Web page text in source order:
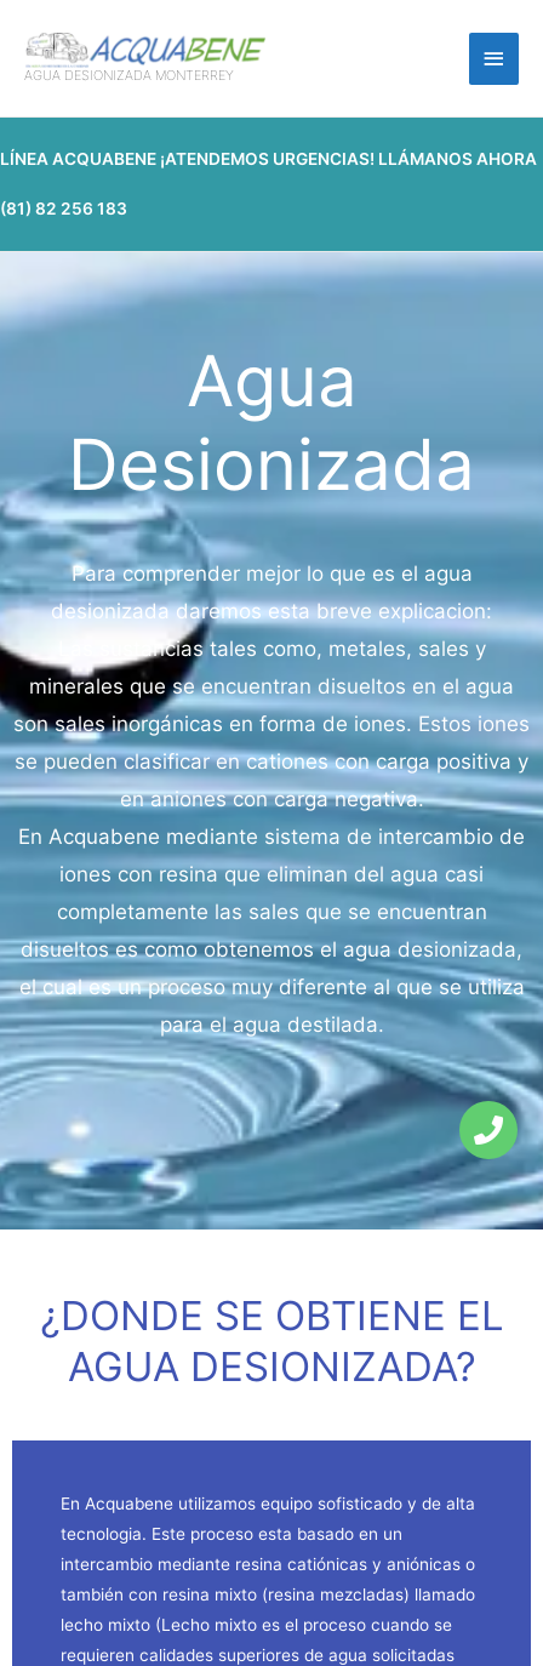
AGUA DESIONIZADA MONTERREY
LÍNEA ACQUABENE ¡ATENDEMOS URGENCIAS! LLÁMANOS AHORA
(81) 82 256 183
Agua
Desionizada
Para comprender mejor lo que es el agua
desionizada daremos esta breve explicacion:
Las sustancias tales como, metales, sales y
minerales que se encuentran disueltos en el agua
son sales inorgánicas en forma de iones. Estos iones
se pueden clasificar en cationes con carga positiva y
en aniones con carga negativa.
En Acquabene mediante sistema de intercambio de
iones con resina que eliminan del agua casi
completamente las sales que se encuentran
disueltos es como obtenemos el agua desionizada,
el cual es un proceso muy diferente al que se utiliza
para el agua destilada.
¿DONDE SE OBTIENE EL
AGUA DESIONIZADA?
En Acquabene utilizamos equipo sofisticado y de alta
tecnologia. Este proceso esta basado en un
intercambio mediante resina catiónicas y aniónicas o
también con resina mixto (resina mezcladas) llamado
lecho mixto (Lecho mixto es el proceso cuando se
requieren calidades superiores de agua solicitadas